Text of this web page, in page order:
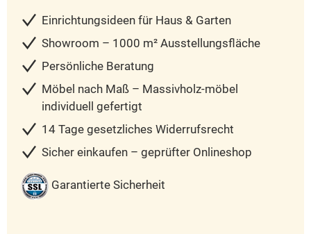
Einrichtungsideen für Haus & Garten
Showroom – 1000 m² Ausstellungsfläche
Persönliche Beratung
Möbel nach Maß – Massivholz-möbel
individuell gefertigt
14 Tage gesetzliches Widerrufsrecht
Sicher einkaufen – geprüfter Onlineshop
Garantierte Sicherheit